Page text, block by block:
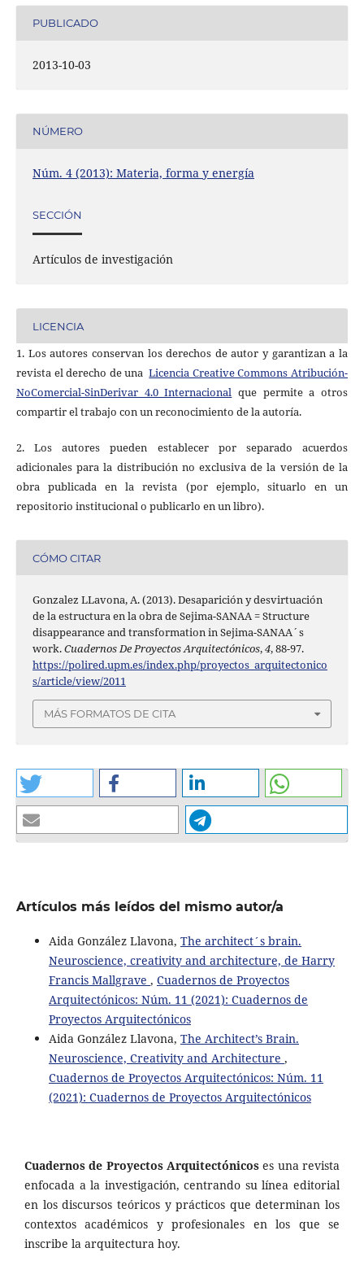
PUBLICADO
2013-10-03
NÚMERO
Núm. 4 (2013): Materia, forma y energía
SECCIÓN
Artículos de investigación
LICENCIA
1. Los autores conservan los derechos de autor y garantizan a la
revista el derecho de unaLicencia Creative Commons Atribución-
NoComercial-SinDerivar 4.0 Internacional que permite a otros
compartir el trabajo con un reconocimiento de la autoría.
2. Los autores pueden establecer por separado acuerdos
adicionales para la distribución no exclusiva de la versión de la
obra publicada en la revista (por ejemplo, situarlo en un
repositorio institucional o publicarlo en un libro).
CÓMO CITAR
Gonzalez LLavona, A. (2013). Desaparición y desvirtuación
de la estructura en la obra de Sejima-SANAA = Structure
disappearance and transformation in Sejima-SANAA´s
work.Cuadernos De Proyectos Arquitectónicos,4, 88-97.
https://polired.upm.es/index.php/proyectos_arquitectonico
s/article/view/2011
MÁS FORMATOS DE CITA
Artículos más leídos del mismo autor/a
Aida González Llavona, The architect´s brain.
Neuroscience, creativity and architecture, de Harry
Francis Mallgrave , Cuadernos de Proyectos
Arquitectónicos: Núm. 11 (2021): Cuadernos de
Proyectos Arquitectónicos
Aida González Llavona, The Architect’s Brain.
Neuroscience, Creativity and Architecture ,
Cuadernos de Proyectos Arquitectónicos: Núm. 11
(2021): Cuadernos de Proyectos Arquitectónicos
Cuadernos de Proyectos Arquitectónicos es una revista
enfocada a la investigación, centrando su línea editorial
en los discursos teóricos y prácticos que determinan los
contextos académicos y profesionales en los que se
inscribe la arquitectura hoy.